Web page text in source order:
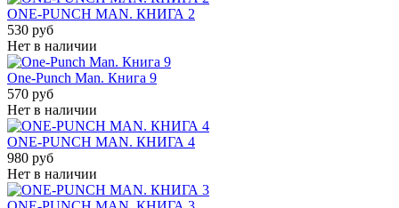
ONE-PUNCH MAN. КНИГА 2
530 руб
Нет в наличии
One-Punch Man. Книга 9
570 руб
Нет в наличии
ONE-PUNCH MAN. КНИГА 4
980 руб
Нет в наличии